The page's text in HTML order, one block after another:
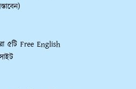
৫টি Free English